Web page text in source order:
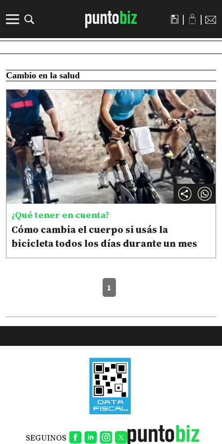
| |
Cambio en la salud
¿Qué tener en cuenta?
Cómo cambia el cuerpo si usás la
bicicleta todos los días durante un mes
1
SEGUINOS